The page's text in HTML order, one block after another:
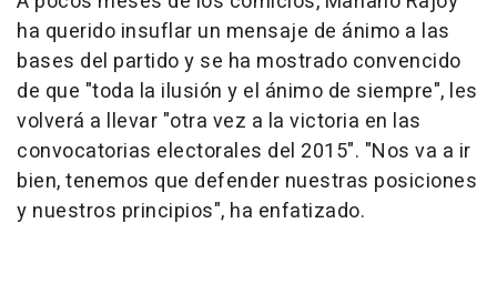
ha querido insuflar un mensaje de ánimo a las
bases del partido y se ha mostrado convencido
de que "toda la ilusión y el ánimo de siempre", les
volverá a llevar "otra vez a la victoria en las
convocatorias electorales del 2015". "Nos va a ir
bien, tenemos que defender nuestras posiciones
y nuestros principios", ha enfatizado.